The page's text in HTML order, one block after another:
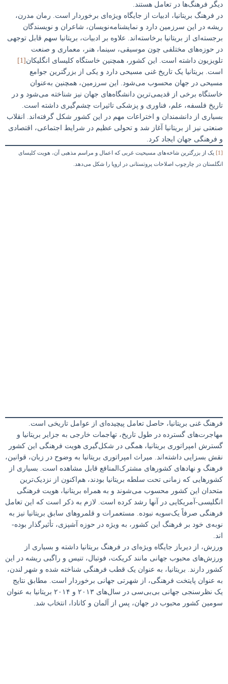
دیگر فرهنگ­‌ها در تعامل هستند.
در فرهنگ بریتانیا، ادبیات از جایگاه ویژه‌ای برخوردار است. رمان مدرن،
ریشه در این سرزمین دارد و نمایشنامه‌نویسان، شاعران و نویسندگان
برجسته‌ای از بریتانیا برخاسته‌اند. علاوه بر ادبیات، بریتانیا سهم قابل توجهی
در حوزه‌های مختلفی چون موسیقی، سینما، هنر، معماری و صنعت
تلویزیون داشته است. این کشور، همچنین خاستگاه کلیسای انگلیکان [1]
است. بریتانیا یک تاریخ غنی مسیحی دارد و یکی از بزرگترین جوامع
مسیحی در جهان محسوب می‌شود. این سرزمین، همچنین به‌عنوان
خاستگاه برخی از قدیمی‌ترین دانشگاه‌های جهان نیز شناخته می‌شود و در
تاریخ فلسفه، علم، فناوری و پزشکی تاثیرات چشم‌گیری داشته است.
بسیاری از دانشمندان و اختراعات مهم در این کشور شکل گرفته‌اند. انقلاب
صنعتی نیز از بریتانیا آغاز شد و تحولی عظیم در شرایط اجتماعی، اقتصادی
و فرهنگی جهان ایجاد کرد.
[1]
یک از بزرگترین شاخه‌های مسیحیت غربی که اعمال و مراسم مذهبی آن، هویت کلیسای
انگلستان در چارچوب اصلاحات پروتستانی در اروپا را شکل می‌دهد.
فرهنگ غنی بریتانیا، حاصل تعامل پیچیده‌ای از عوامل تاریخی است.
مهاجرت‌های گسترده در طول تاریخ، تهاجمات خارجی به جزایر بریتانیا و
گسترش امپراتوری بریتانیا، همگی در شکل‌گیری هویت فرهنگی این کشور
نقش بسزایی داشته‌اند. میراث امپراتوری بریتانیا به وضوح در زبان، قوانین،
فرهنگ و نهادهای کشورهای مشترک‌المنافع قابل مشاهده است. بسیاری از
کشورهایی که زمانی تحت سلطه بریتانیا بودند، هم‌اکنون از نزدیک‌ترین
متحدان این کشور محسوب می‌شوند و به همراه بریتانیا، هویت فرهنگی
انگلیسی-آمریکایی در آنها رشد کرده است. لازم به ذکر است که این تعامل
فرهنگی صرفاً یک‌سویه نبوده. مستعمرات و قلمروهای سابق بریتانیا نیز به
نوبه‌ی خود بر فرهنگ این کشور، به ویژه در حوزه آشپزی، تأثیرگذار بوده‌­
اند.
ورزش، از دیرباز جایگاه ویژه‌­ای در فرهنگ بریتانیا داشته و بسیاری از
ورزش‌های محبوب جهانی مانند کریکت، فوتبال، تنیس و راگبی ریشه در این
کشور دارند. بریتانیا، به عنوان یک قطب فرهنگی شناخته شده و شهر لندن،
به عنوان پایتخت فرهنگی، از شهرتی جهانی برخوردار است. مطابق نتایج
یک نظرسنجی جهانی بی‌بی‌سی در سال‌های ۲۰۱۳ و ۲۰۱۴ بریتانیا به عنوان
سومین کشور محبوب در جهان، پس از آلمان و کانادا، انتخاب شد.